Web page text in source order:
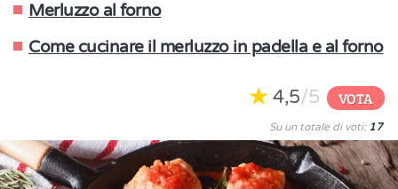
Merluzzo al forno
Come cucinare il merluzzo in padella e al forno
4,5/5 VOTA
Su un totale di voti: 17